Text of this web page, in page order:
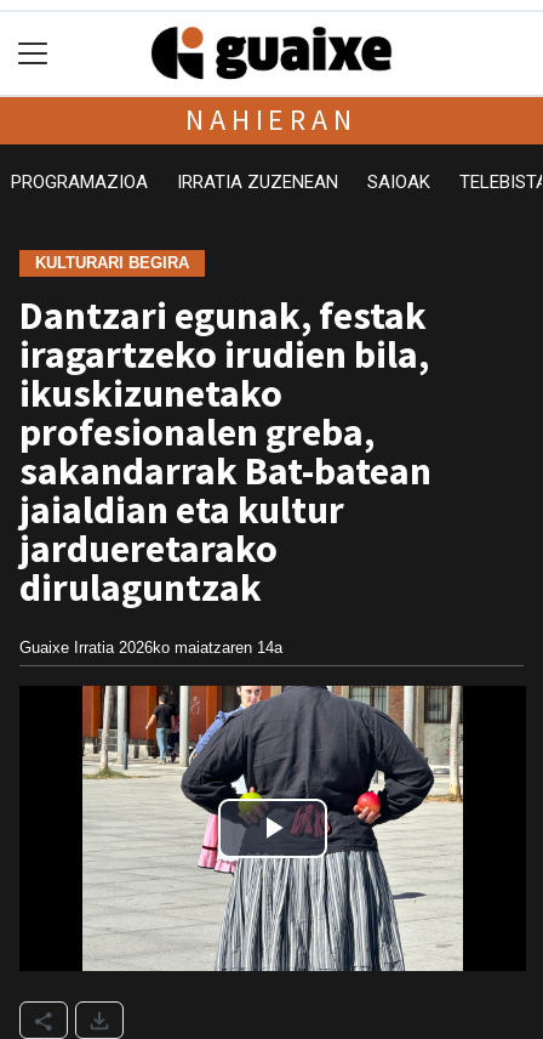
NAHIERAN
PROGRAMAZIOA IRRATIA ZUZENEAN SAIOAK
KULTURARI BEGIRA
Dantzari egunak, festak
iragartzeko irudien bila,
ikuskizunetako
profesionalen greba,
sakandarrak Bat-batean
jaialdian eta kultur
jardueretarako
dirulaguntzak
Guaixe Irratia 2026ko maiatzaren 14a